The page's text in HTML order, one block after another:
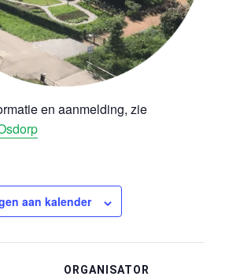
en aanmelding, zie
aan kalender
ORGANISATOR